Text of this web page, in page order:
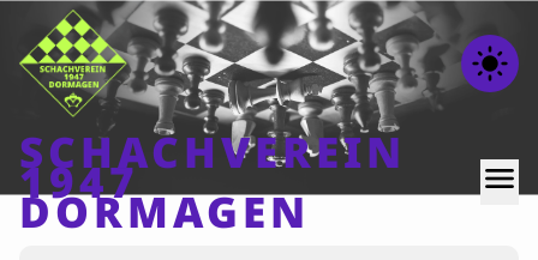
light_mode
SCHACHVEREIN
1947
DORMAGEN
menu